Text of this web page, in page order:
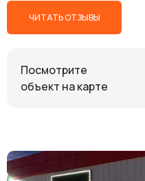
ЧИТАТЬ ОТЗЫВЫ
Посмотрите
объект на карте